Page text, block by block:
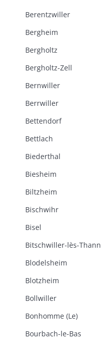
Berentzwiller
Bergheim
Bergholtz
Bergholtz-Zell
Bernwiller
Berrwiller
Bettendorf
Bettlach
Biederthal
Biesheim
Biltzheim
Bischwihr
Bisel
Bitschwiller-lès-Thann
Blodelsheim
Blotzheim
Bollwiller
Bonhomme (Le)
Bourbach-le-Bas